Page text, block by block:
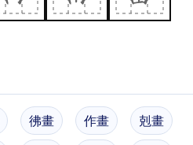
彿畫 作畫 剋畫